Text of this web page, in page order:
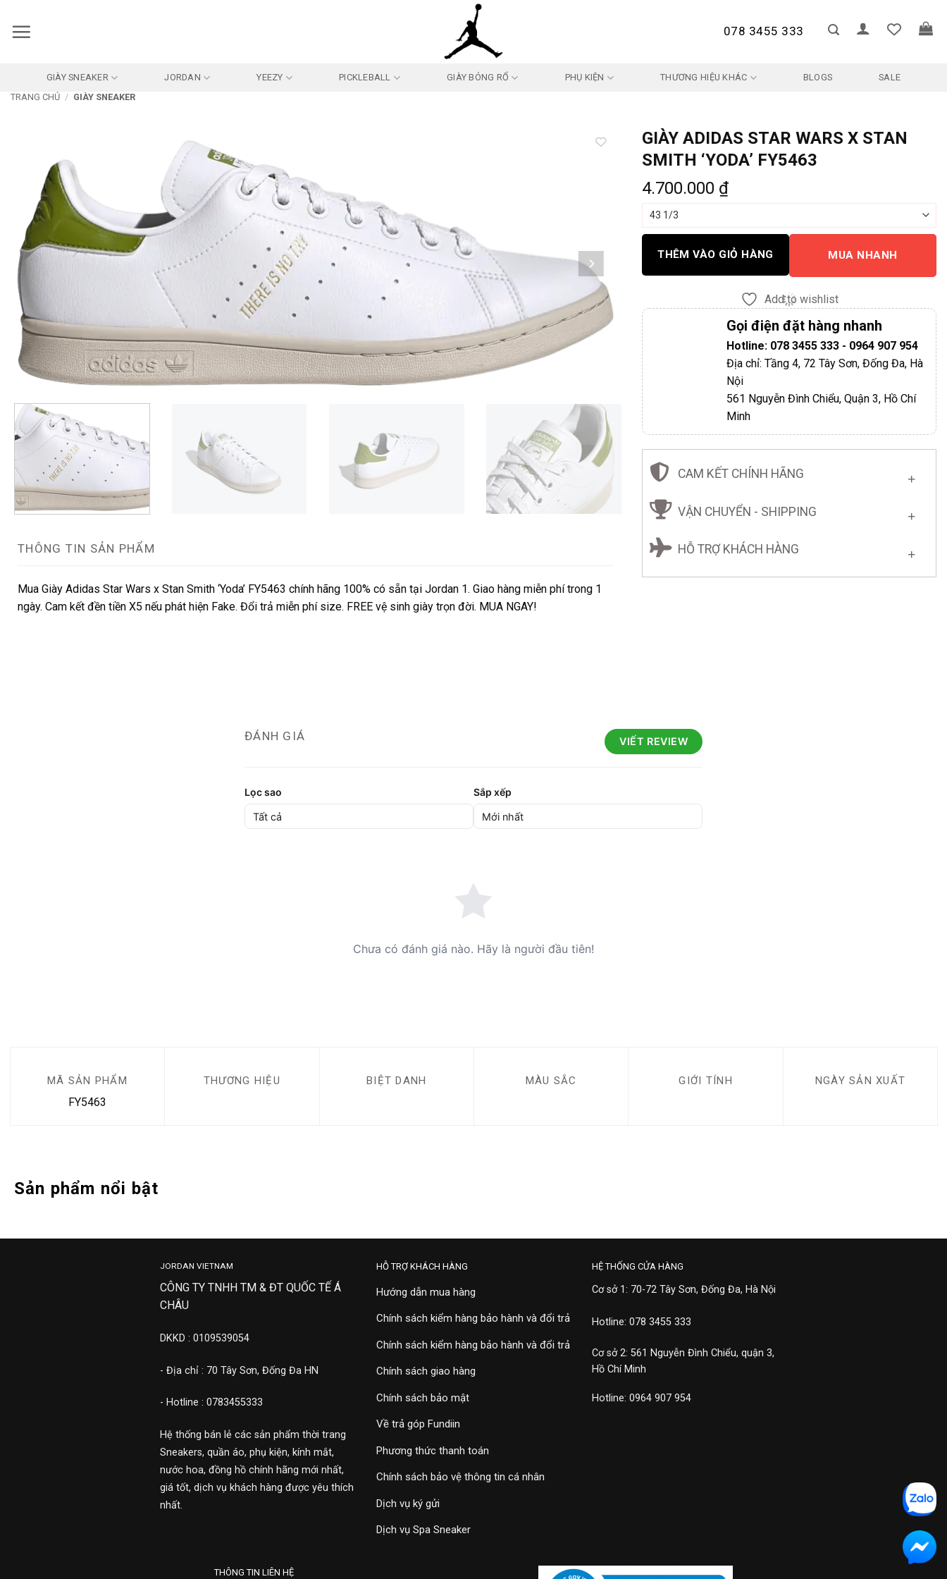
qua
078 3455 333
GIÀY SNEAKER JORDAN YEEZY PICKLEBALL GIÀY BÓNG RỔ PHỤ KIỆN THƯƠNG HIỆU KHÁC BLOGS
SALE
TRANG CHỦ / GIÀY SNEAKER
THÔNG TIN SẢN PHẨM
Mua Giày Adidas Star Wars x Stan Smith ‘Yoda’ FY5463 chính hãng 100% có sẵn tại Jordan 1. Giao hàng miễn phí trong 1
ngày. Cam kết đền tiền X5 nếu phát hiện Fake. Đổi trả miễn phí size. FREE vệ sinh giày trọn đời. MUA NGAY!
GIÀY ADIDAS STAR WARS X STAN
SMITH ‘YODA’ FY5463
4.700.000 ₫
THÊM VÀO GIỎ HÀNG MUA NHANH
Add to wishlist
Gọi điện đặt hàng nhanh
Hotline: 078 3455 333 - 0964 907 954
Địa chỉ: Tầng 4, 72 Tây Sơn, Đống Đa, Hà
Nội
561 Nguyễn Đình Chiểu, Quận 3, Hồ Chí
Minh
CAM KẾT CHÍNH HÃNG
VẬN CHUYỂN - SHIPPING
HỖ TRỢ KHÁCH HÀNG
ĐÁNH GIÁ VIẾT REVIEW
Lọc sao Sắp xếp
Chưa có đánh giá nào. Hãy là người đầu tiên!
MÃ SẢN PHẨM
FY5463
THƯƠNG HIỆU BIỆT DANH MÀU SẮC GIỚI TÍNH NGÀY SẢN XUẤT
Sản phẩm nổi bật
JORDAN VIETNAM
CÔNG TY TNHH TM & ĐT QUỐC TẾ Á
CHÂU
DKKD : 0109539054
- Địa chỉ : 70 Tây Sơn, Đống Đa HN
- Hotline : 0783455333
Hệ thống bán lẻ các sản phẩm thời trang
Sneakers, quần áo, phụ kiện, kính mắt,
nước hoa, đồng hồ chính hãng mới nhất,
giá tốt, dịch vụ khách hàng được yêu thích
nhất.
HỖ TRỢ KHÁCH HÀNG
Hướng dẫn mua hàng
Chính sách kiểm hàng bảo hành và đổi trả
Chính sách kiểm hàng bảo hành và đổi trả
Chính sách giao hàng
Chính sách bảo mật
Về trả góp Fundiin
Phương thức thanh toán
Chính sách bảo vệ thông tin cá nhân
Dịch vụ ký gửi
Dịch vụ Spa Sneaker
HỆ THỐNG CỬA HÀNG
Cơ sở 1: 70-72 Tây Sơn, Đống Đa, Hà Nội
Hotline: 078 3455 333
Cơ sở 2: 561 Nguyễn Đình Chiểu, quận 3,
Hồ Chí Minh
Hotline: 0964 907 954
THÔNG TIN LIÊN HỆ